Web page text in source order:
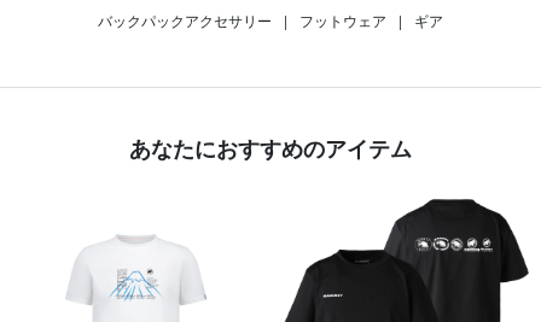
バックパックアクセサリー
| フットウェア | ギア
あなたにおすすめのアイテム